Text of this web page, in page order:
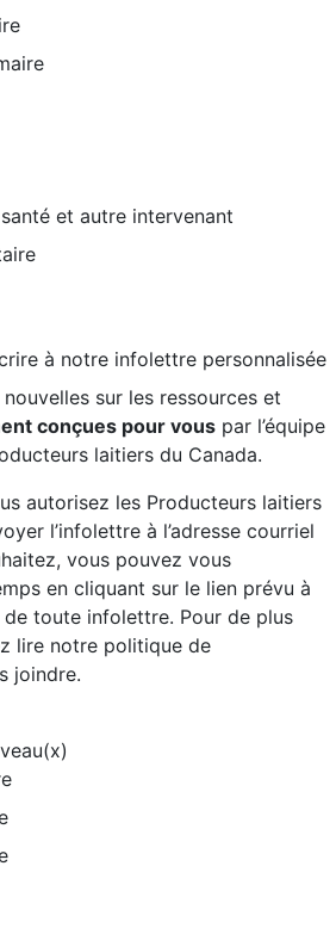
et autre intervenant
à notre infolettre personnalisée
sur les ressources et
conçues pour vous par l’équipe
laitiers du Canada.
autorisez les Producteurs laitiers
l’infolettre à l’adresse courriel
vous pouvez vous
en cliquant sur le lien prévu à
toute infolettre. Pour de plus
lire notre politique de
joindre.